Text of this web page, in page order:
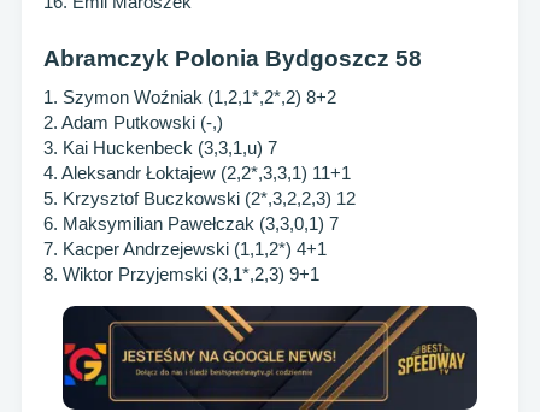
Abramczyk Polonia Bydgoszcz 58
1. Szymon Woźniak (1,2,1*,2*,2) 8+2
2. Adam Putkowski (-,)
3. Kai Huckenbeck (3,3,1,u) 7
4. Aleksandr Łoktajew (2,2*,3,3,1) 11+1
5. Krzysztof Buczkowski (2*,3,2,2,3) 12
6. Maksymilian Pawełczak (3,3,0,1) 7
7. Kacper Andrzejewski (1,1,2*) 4+1
8. Wiktor Przyjemski (3,1*,2,3) 9+1